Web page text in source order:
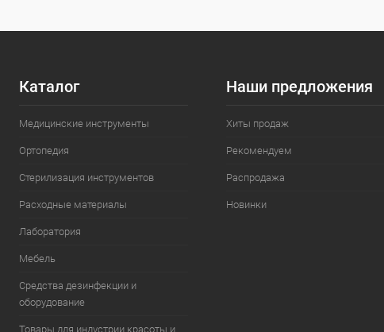
Каталог
Медицинские инструменты
Ортопедия
Стерилизация инструментов
Расходные материалы
Лаборатория
Мебель
Средства дезинфекции и
оборудование
Товары для индустрии красоты и
Наши предложения
Хиты продаж
Рекомендуем
Распродажа
Новинки